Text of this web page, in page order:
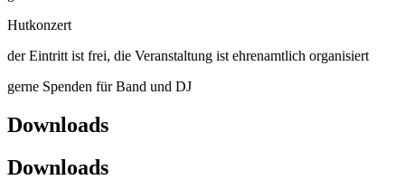
Hutkonzert
der Eintritt ist frei, die Veranstaltung ist ehrenamtlich organisiert
gerne Spenden für Band und DJ
Downloads
Downloads